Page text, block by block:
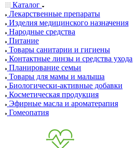
Каталог
Лекарственные препараты
Изделия медицинского назначения
Народные средства
Питание
Товары санитарии и гигиены
Контактные линзы и средства ухода
Планирование семьи
Товары для мамы и малыша
Биологически-активные добавки
Косметическая продукция
Эфирные масла и ароматерапия
Гомеопатия